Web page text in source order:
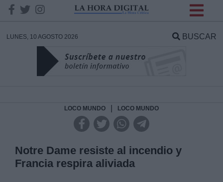
LUNES, 10 AGOSTO 2026 BUSCAR
LOCO MUNDO LOCO MUNDO
Notre Dame resiste al incendio y
Francia respira aliviada
DATOS
Responsable: